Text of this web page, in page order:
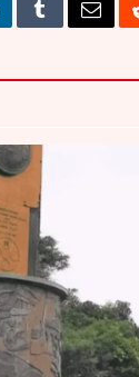
TumblrEmail